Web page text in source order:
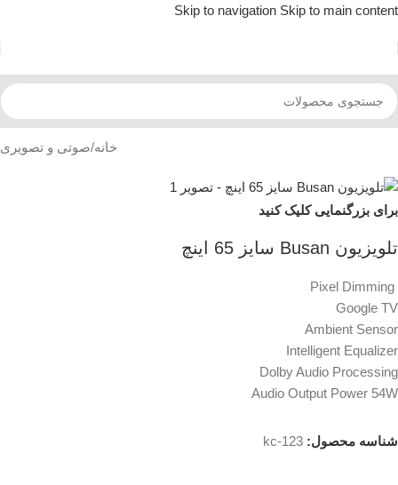
Skip to navigation Skip to main content
خانه/صوتی و تصویری
برای بزرگنمایی کلیک کنید
تلویزیون Busan سایز 65 اینچ
Google TV
Ambient Sensor
Intelligent Equalizer
Dolby Audio Processing
Audio Output Power 54W
شناسه محصول: kc-123